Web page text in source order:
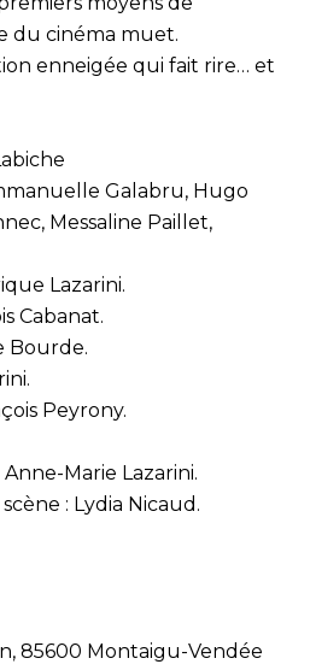
du cinéma muet.
enneigée qui fait rire… et
Galabru, Hugo
Messaline Paillet,
Lazarini.
Cabanat.
Bourde.
Peyrony.
Marie Lazarini.
: Lydia Nicaud.
85600 Montaigu-Vendée